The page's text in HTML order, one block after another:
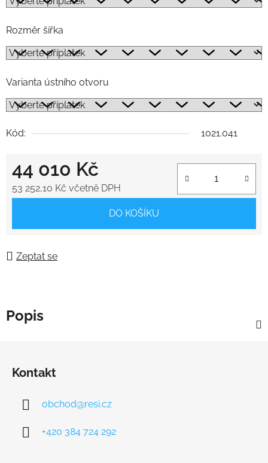
Rozměr šířka
Varianta ústního otvoru
Kód: 1021.041
44 010 Kč
53 252,10 Kč včetně DPH
DO KOŠÍKU
Zeptat se
Popis
Kontakt
obchod@resi.cz
+420 384 724 292